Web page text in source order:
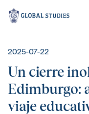
2025-07-22
Un cierre
Edimburgo:
viaje